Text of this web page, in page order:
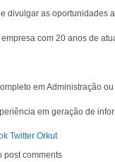
divulgar as oportunidades
com 20 anos de
em Administração
em geração de
Twitter Orkut
Vagas CINQ
post comments